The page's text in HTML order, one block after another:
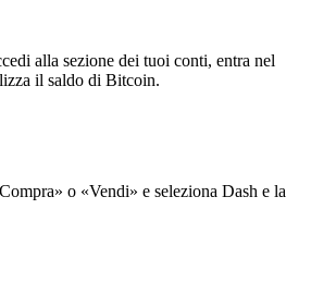
alla sezione dei tuoi conti, entra nel
il saldo di Bitcoin.
o «Vendi» e seleziona Dash e la